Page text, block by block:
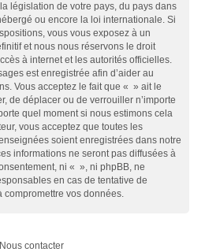
législation de votre pays, du pays dans
ou encore la loi internationale. Si
vous vous exposez à un
et nous nous réservons le droit
à internet et les autorités officielles.
est enregistrée afin d’aider au
Vous acceptez le fait que « » ait le
de déplacer ou de verrouiller n’importe
quel moment si nous estimons cela
vous acceptez que toutes les
soient enregistrées dans notre
informations ne seront pas diffusées à
ni « », ni phpBB, ne
en cas de tentative de
compromettre vos données.
Nous contacter